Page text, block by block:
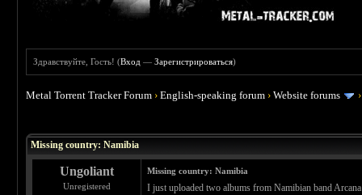
Здравствуйте, Гость! (Вход —Зарегистрироваться)
Metal Torrent Tracker Forum ›English-speaking forum ›Website forums
Missing country: Namibia
Ungoliant
Unregistered
Missing country: Namibia
I just uploaded two albums from Namibian band